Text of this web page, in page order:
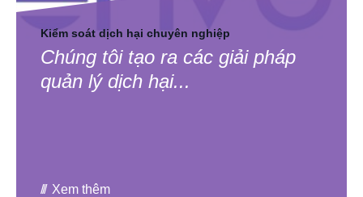
Kiểm soát dịch hại chuyên nghiệp
Chúng tôi tạo ra các giải pháp
quản lý dịch hại...
Xem thêm